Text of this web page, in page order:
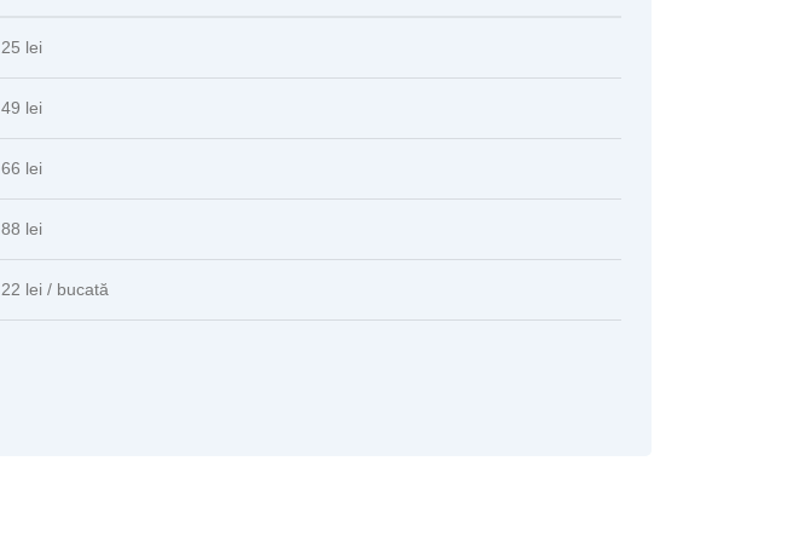
25 lei
49 lei
66 lei
88 lei
22 lei / bucată